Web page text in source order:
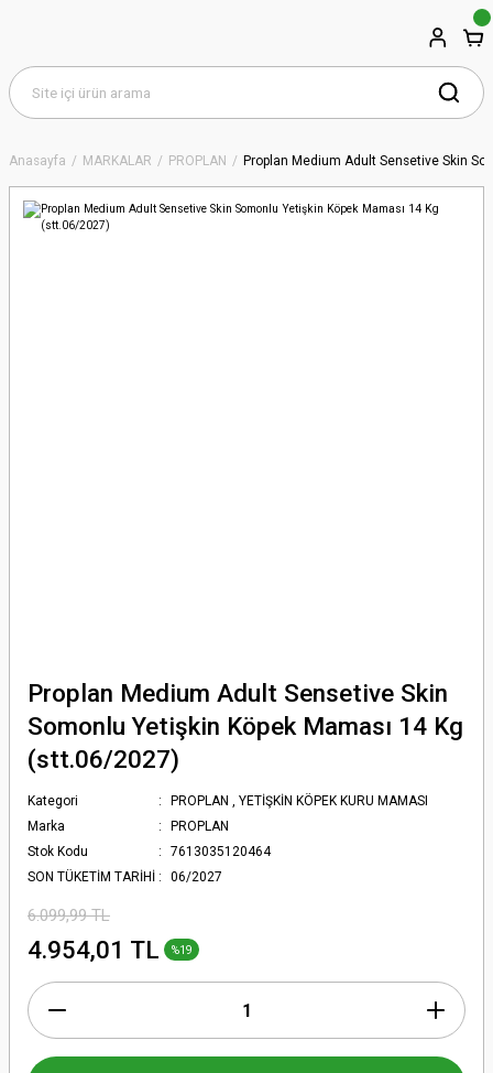
Anasayfa MARKALAR PROPLAN Proplan Medium Adult Sensetive Skin
Proplan Medium Adult Sensetive Skin
Somonlu Yetişkin Köpek Maması 14 Kg
(stt.06/2027)
Kategori PROPLAN ,YETİŞKİN KÖPEK KURU MAMASI
Marka
PROPLAN
Stok Kodu
7613035120464
SON TÜKETİM TARİHİ
06/2027
6.099,99 TL
4.954,01 TL %19